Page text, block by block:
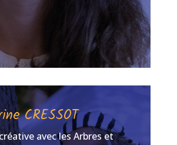
CRESSOT
avec les Arbres et